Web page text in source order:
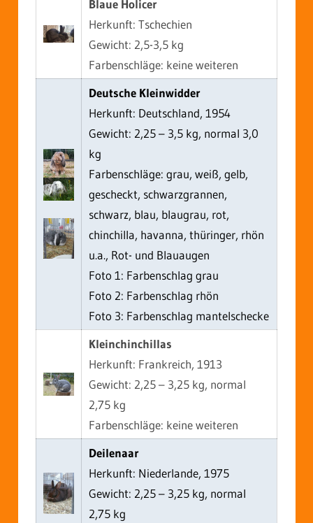
Blaue Holicer
Herkunft: Tschechien
Gewicht: 2,5-3,5 kg
Farbenschläge: keine weiteren
Deutsche Kleinwidder
Herkunft: Deutschland, 1954
Gewicht: 2,25 – 3,5 kg, normal 3,0
kg
Farbenschläge: grau, weiß, gelb,
gescheckt, schwarzgrannen,
schwarz, blau, blaugrau, rot,
chinchilla, havanna, thüringer, rhön
u.a., Rot- und Blauaugen
Foto 1: Farbenschlag grau
Foto 2: Farbenschlag rhön
Foto 3: Farbenschlag mantelschecke
Kleinchinchillas
Herkunft: Frankreich, 1913
Gewicht: 2,25 – 3,25 kg, normal
2,75 kg
Farbenschläge: keine weiteren
Deilenaar
Herkunft: Niederlande, 1975
Gewicht: 2,25 – 3,25 kg, normal
2,75 kg